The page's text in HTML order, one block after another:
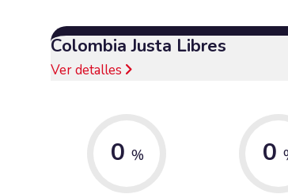
Colombia Justa Libres
Ver detalles
0 % 0